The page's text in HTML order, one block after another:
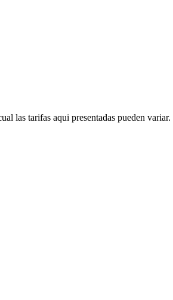
las tarifas aqui presentadas pueden variar.